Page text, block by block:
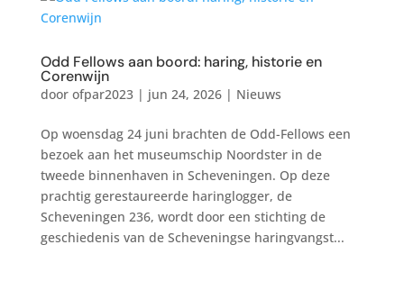
Odd Fellows aan boord: haring, historie en
Corenwijn
door ofpar2023| jun 24, 2026| Nieuws
Op woensdag 24 juni brachten de Odd-Fellows een
bezoek aan het museumschip Noordster in de
tweede binnenhaven in Scheveningen. Op deze
prachtig gerestaureerde haringlogger, de
Scheveningen 236, wordt door een stichting de
geschiedenis van de Scheveningse haringvangst...